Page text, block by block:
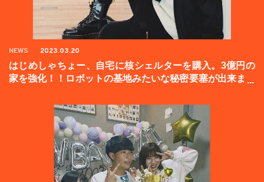
NEWS 2023.03.20
はじめしゃちょー、自宅に核シェルターを購入。3億円の
家を強化！！ロボットの基地みたいな秘密要塞が出来まし